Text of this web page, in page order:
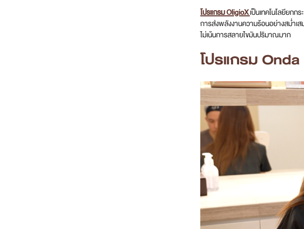
โปรแกรม OligioXเป็นเทคโนโลยียก
การส่งพลังงานความร้อนอย่างสม่ำเส
ไม่เน้นการสลายไขมันปริมาณมาก
โปรแกรม